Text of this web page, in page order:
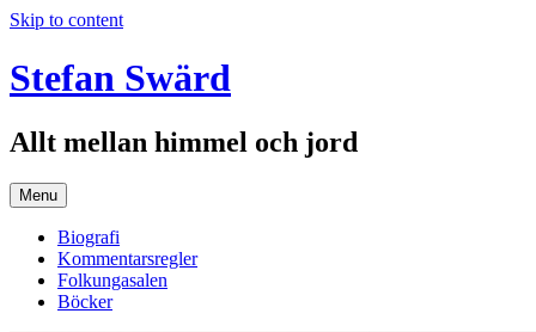
Skip to content
Stefan Swärd
Allt mellan himmel och jord
Menu
Biografi
Kommentarsregler
Folkungasalen
Böcker